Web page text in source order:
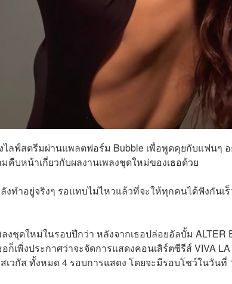
ลฟ์สตรีมผ่านแพลตฟอร์ม Bubble เพื่อพูดคุยกับแฟนๆ อ
คืบหน้าเกี่ยวกับผลงานเพลงชุดใหม่ของเธอด้วย
งทำอยู่จริงๆ รอแทบไม่ไหวแล้วที่จะให้ทุกคนได้ฟังกันเร็
ชุดใหม่ในรอบปีกว่า หลังจากเธอปล่อยอัลบั้ม ALTER
เพิ่งประกาศว่าจะจัดการแสดงคอนเสิร์ตซีรีส์ VIVA LA
เวกัส ทั้งหมด 4 รอบการแสดง โดยจะมีรอบโชว์ในวันที่